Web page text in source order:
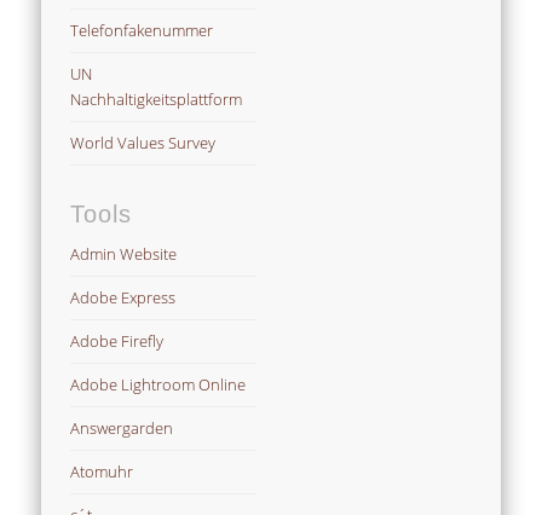
Telefonfakenummer
UN
Nachhaltigkeitsplattform
World Values Survey
Tools
Admin Website
Adobe Express
Adobe Firefly
Adobe Lightroom Online
Answergarden
Atomuhr